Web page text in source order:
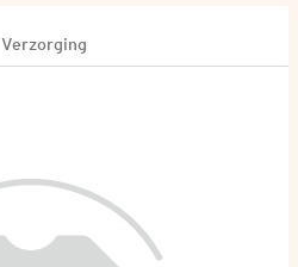
Verzorging